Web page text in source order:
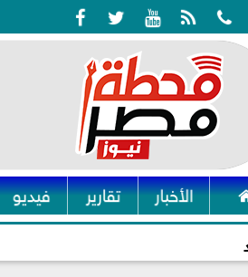
    
الأخبار تقارير فيديو